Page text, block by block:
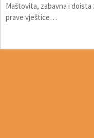
Maštovita, zabavna i
prave vještice…